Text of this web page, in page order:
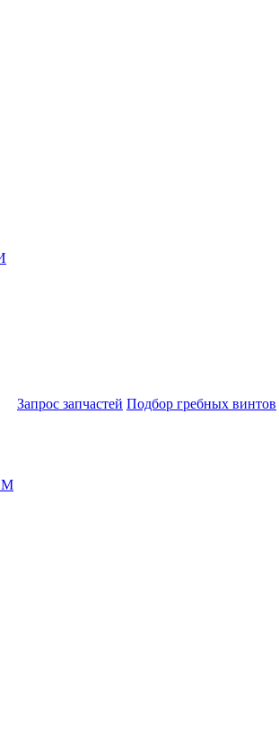
Запрос запчастей Подбор гребных винтов